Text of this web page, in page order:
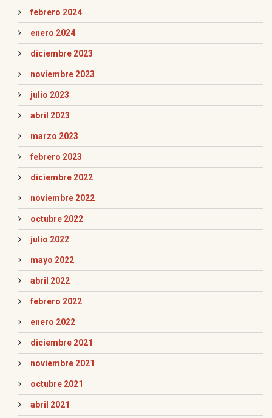
febrero 2024
enero 2024
diciembre 2023
noviembre 2023
julio 2023
abril 2023
marzo 2023
febrero 2023
diciembre 2022
noviembre 2022
octubre 2022
julio 2022
mayo 2022
abril 2022
febrero 2022
enero 2022
diciembre 2021
noviembre 2021
octubre 2021
abril 2021